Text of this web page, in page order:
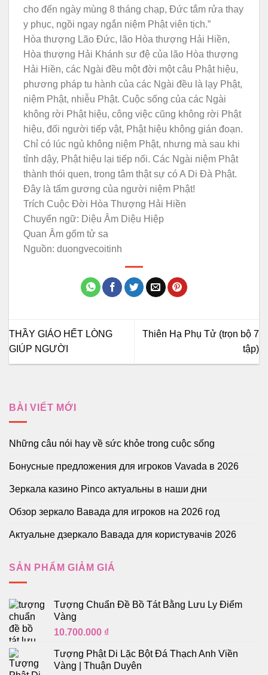
cho đến ngày mùng 8 tháng chạp, Đức tắm rửa thay
y phục, ngồi ngay ngắn niệm Phật viên tịch.”
Hòa thượng Lão Đức, lão Hòa thượng Hải Hiền,
Hòa thượng Hải Khánh sư đệ của lão Hòa thượng
Hải Hiền, các Ngài đều một đời một câu Phật hiệu,
phương pháp tu hành của các Ngài đều là lạy Phật,
niệm Phật, nhiễu Phật. Cuộc sống của các Ngài
không rời Phật hiệu, công việc cũng không rời Phật
hiệu, đối người tiếp vật, Phật hiệu không gián đoạn.
Chỉ có lúc ngủ không niệm Phật, nhưng mà sau khi
tỉnh dậy, Phật hiệu lại tiếp nối. Các Ngài niệm Phật
thành thói quen, trong tâm thật sự có A Di Đà Phật.
Đây là tấm gương của người niệm Phật!
Trích Cuộc Đời Hòa Thượng Hải Hiền
Chuyển ngữ: Diệu Âm Diệu Hiệp
Quan Âm gốm tử sa
Nguồn: duongvecoitinh
THẦY GIÁO HẾT LÒNG
GIÚP NGƯỜI
Thiên Hạ Phụ Tử (trọn bộ 7
tập)
BÀI VIẾT MỚI
Những câu nói hay về sức khỏe trong cuộc sống
Бонусные предложения для игроков Vavada в 2026
Зеркала казино Pinco актуальны в наши дни
Обзор зеркало Вавада для игроков на 2026 год
Актуальне дзеркало Вавада для користувачів 2026
SẢN PHẨM GIẢM GIÁ
Tượng Chuẩn Đề Bồ Tát Bằng Lưu Ly Điểm
Vàng
10.700.000 ₫
Tượng Phật Di Lặc Bột Đá Thạch Anh Viền
Vàng | Thuận Duyên